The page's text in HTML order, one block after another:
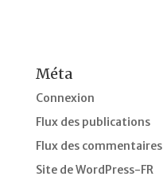
Méta
Connexion
Flux des publications
Flux des commentaires
Site de WordPress-FR